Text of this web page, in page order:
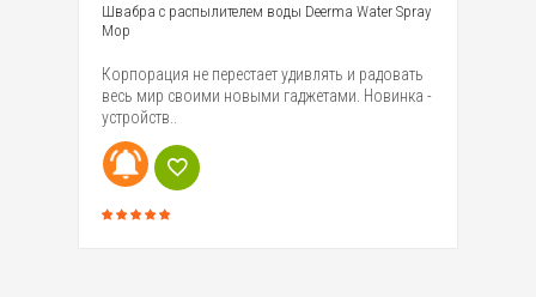
Швабра с распылителем воды Deerma Water Spray
Mop
Корпорация не перестает удивлять и радовать
весь мир своими новыми гаджетами. Новинка -
устройств..